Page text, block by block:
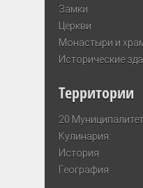
Замки
Церкви
Монастыри и
Исторические
Территории
20
Кулинария:
История
География